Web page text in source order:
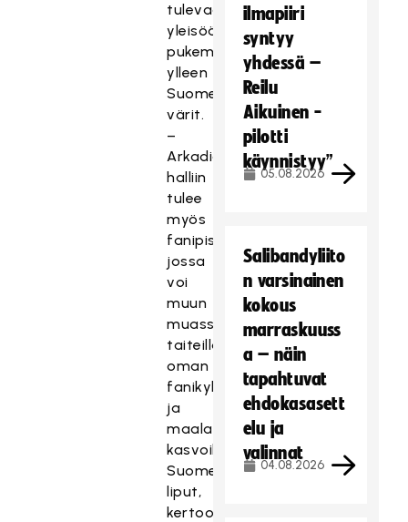
tulevaa
yleisöä
pukemaan
ylleen
Suomen
värit.
–
Arkadia-
halliin
tulee
myös
fanipiste,
jossa
voi
muun
muassa
taiteilla
oman
fanikylttinsä
ja
maalauttaa
kasvoihinsa
Suomen
liput,
kertoo
ilmapiiri
syntyy
yhdessä –
Reilu
Aikuinen -
pilotti
käynnistyy”
05.08.2026
Salibandyliito
n varsinainen
kokous
marraskuuss
a – näin
tapahtuvat
ehdokasasett
elu ja
valinnat
04.08.2026